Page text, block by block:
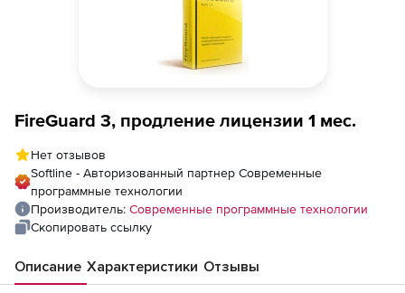
FireGuard 3, продление лицензии 1 мес.
Нет отзывов
Softline - Авторизованный партнер Современные
программные технологии
Производитель: Современные программные технологии
Скопировать ссылку
Описание Характеристики Отзывы